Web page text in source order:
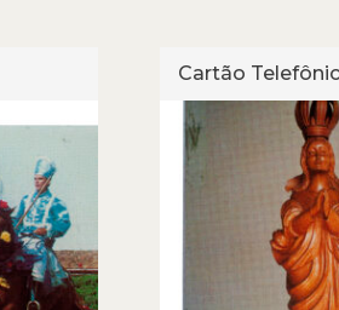
Cartão